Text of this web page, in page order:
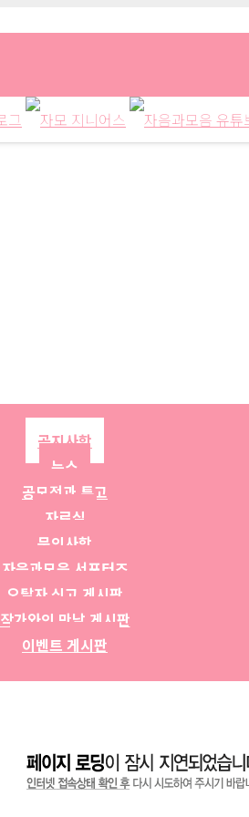
공지사항
뉴스
공모전과 투고
자료실
문의사항
자음과모음 서포터즈
오탈자 신고 게시판
작가와의 만남 게시판
이벤트 게시판